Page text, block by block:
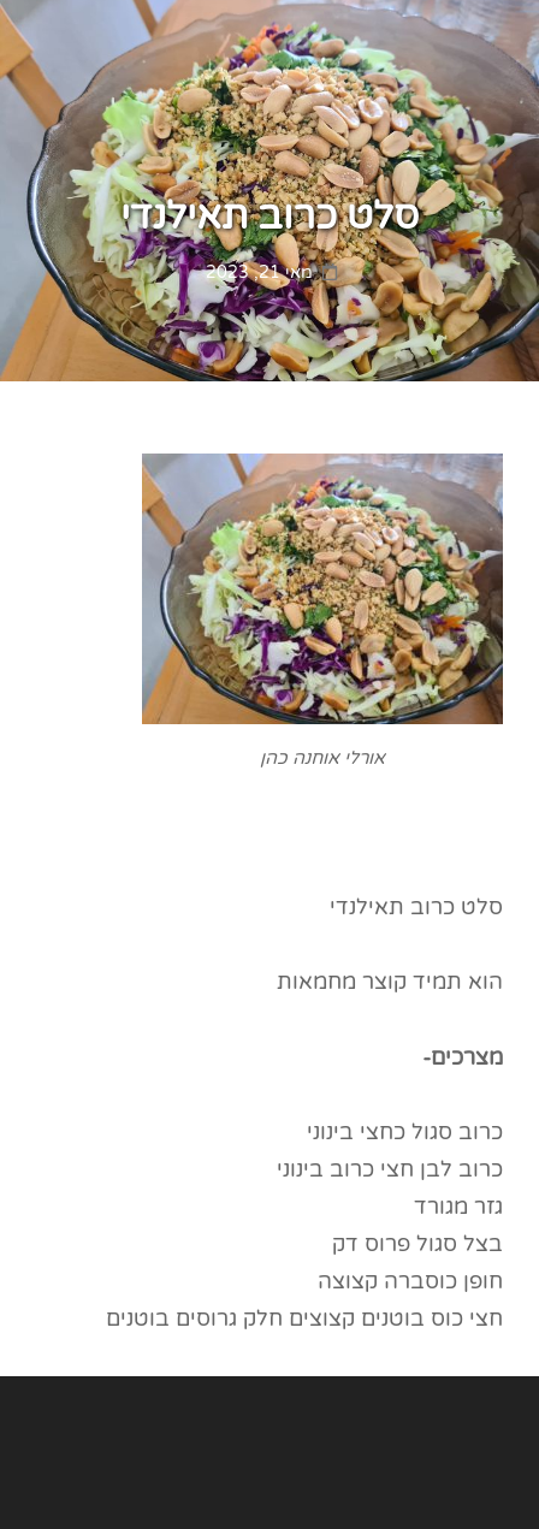
סלט כרוב תאילנדי
Posted
on
מאי 21, 2023
אורלי אוחנה כהן
סלט כרוב תאילנדי
הוא תמיד קוצר מחמאות
מצרכים-
כרוב סגול כחצי בינוני
כרוב לבן חצי כרוב בינוני
גזר מגורד
בצל סגול פרוס דק
חופן כוסברה קצוצה
חצי כוס בוטנים קצוצים חלק גרוסים בוטנים